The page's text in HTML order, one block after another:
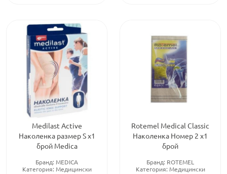
Medilast Active
Наколенка размер S x1
брой Medica
Бранд: MEDICA
Категория: Медицински
Rotemel Medical Classic
Наколенка Номер 2 х1
брой
Бранд: ROTEMEL
Категория: Медицински